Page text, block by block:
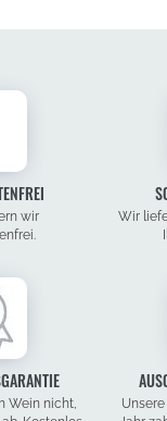
wir
Wir
Wein nicht,